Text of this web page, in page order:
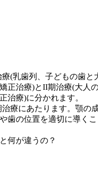
(乳歯列、子どもの歯と
正治療)とII期治療(大人
治療)に分かれます。
療にあたります。顎の
歯の位置を適切に導く
何が違うの？